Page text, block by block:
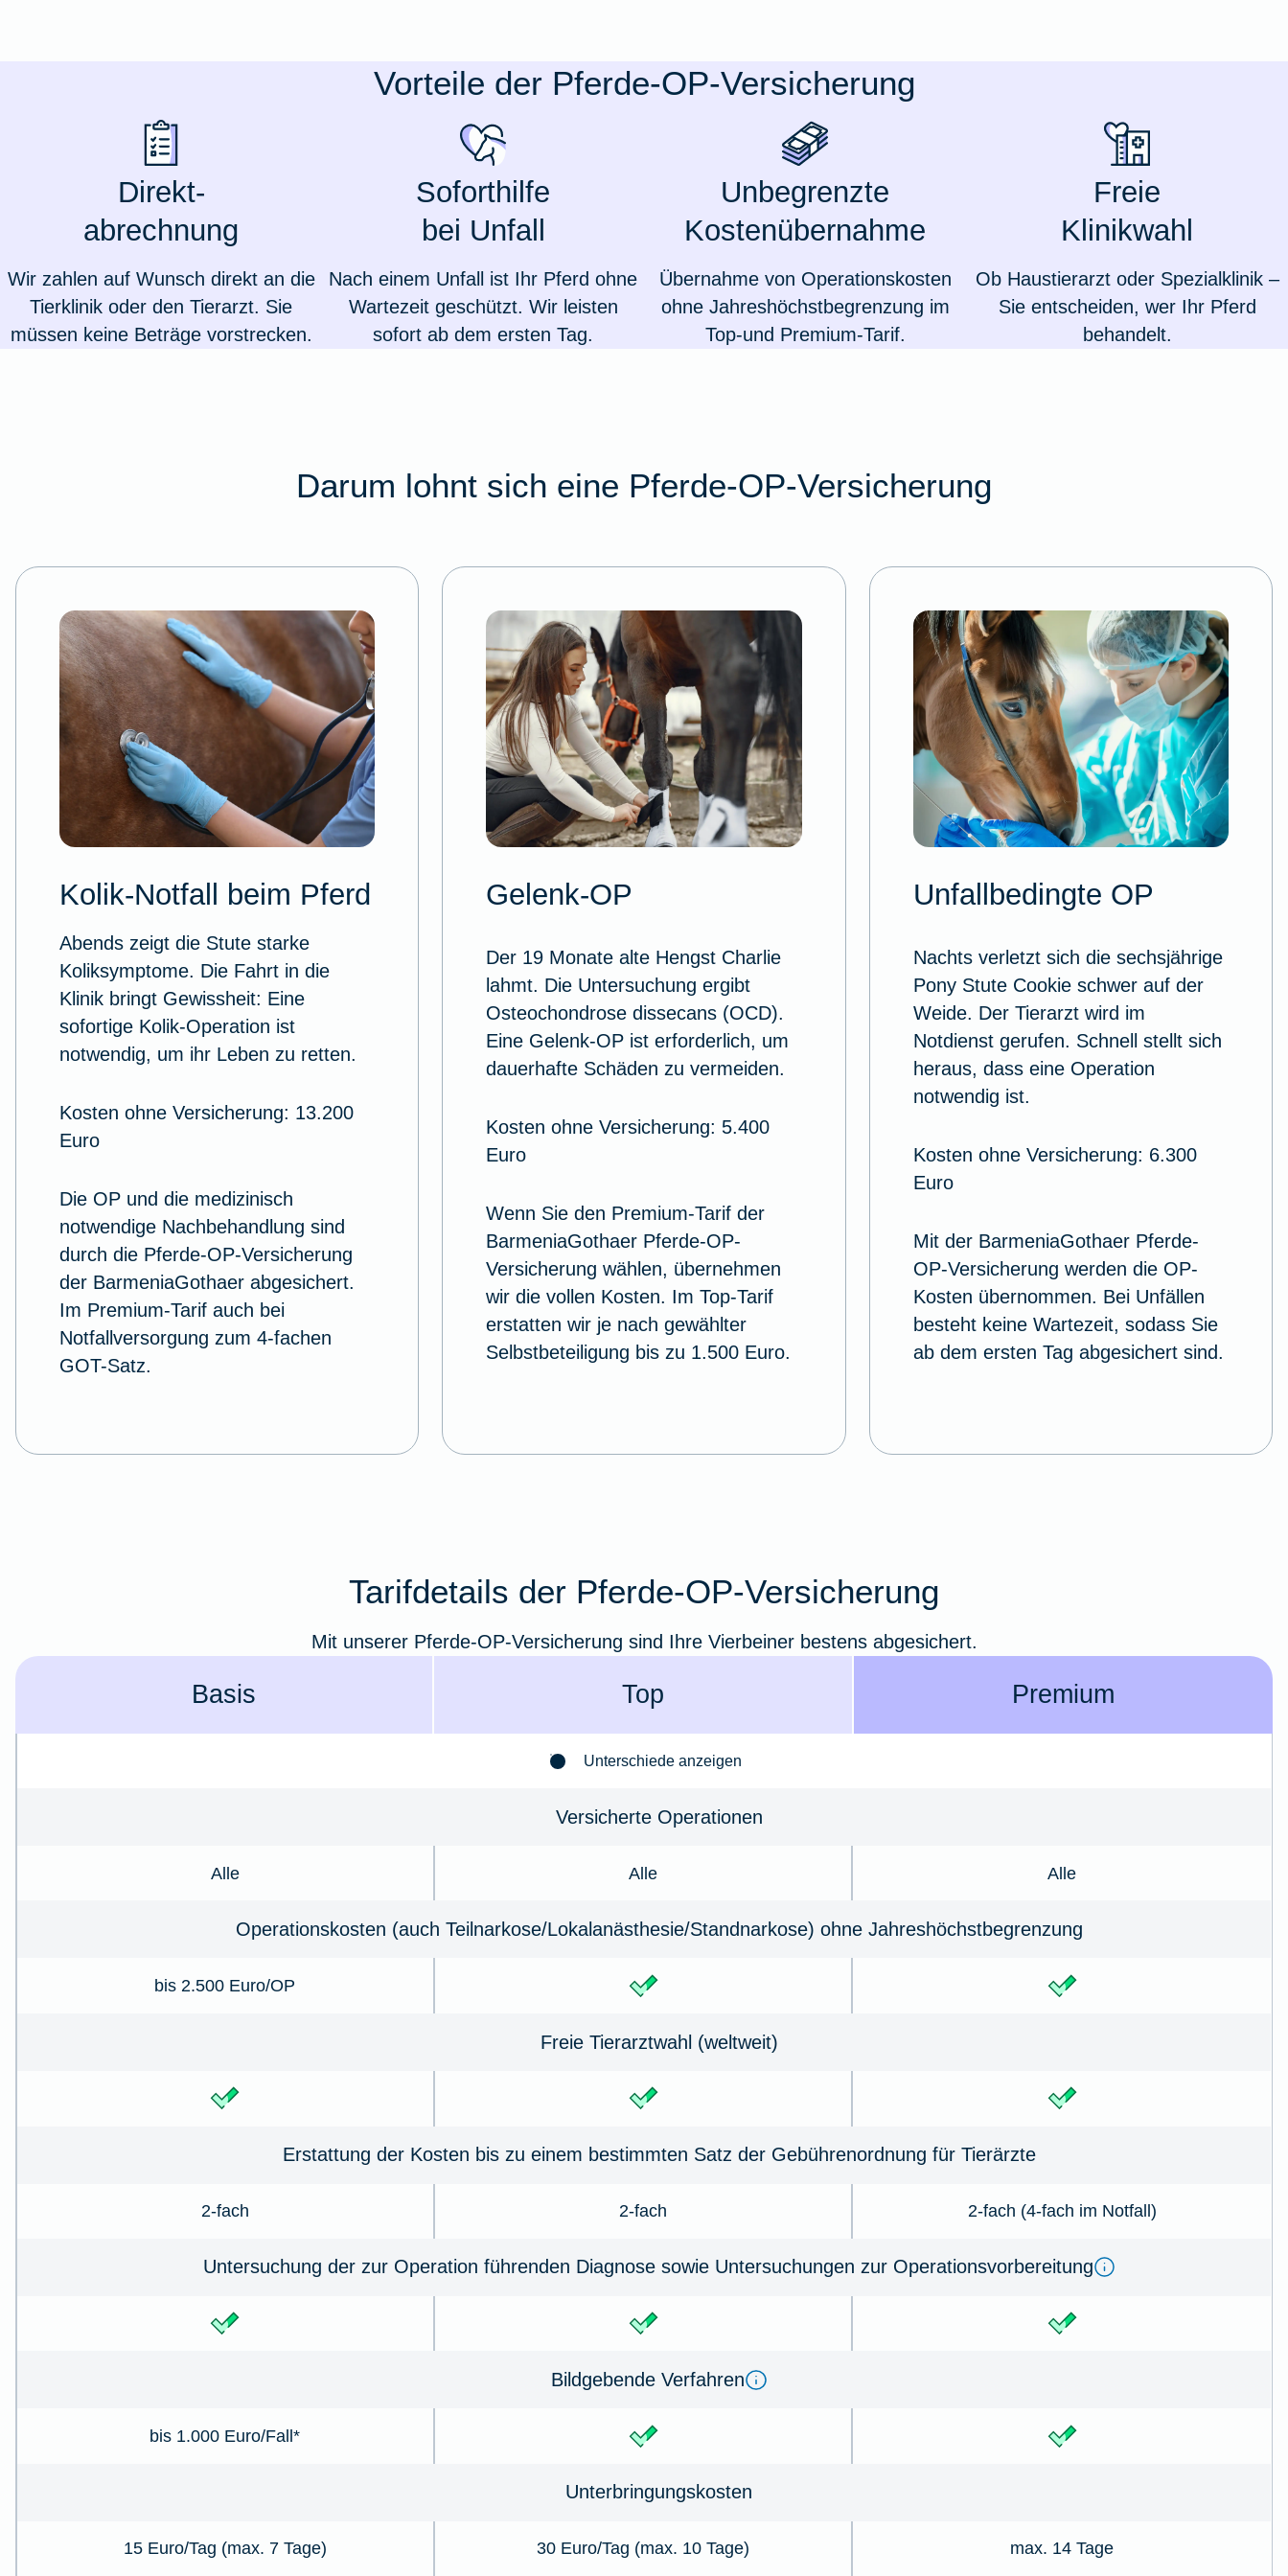
Oldtimersammlungsversicherung
Zur Produktübersicht
Weil du wichtig bist
Vorteile der Pferde-OP-Versicherung
Direkt-
abrechnung
Wir zahlen auf Wunsch direkt an die
Tierklinik oder den Tierarzt. Sie
müssen keine Beträge vorstrecken.
Soforthilfe
bei Unfall
Nach einem Unfall ist Ihr Pferd ohne
Wartezeit geschützt. Wir leisten
sofort ab dem ersten Tag.
Unbegrenzte
Kostenübernahme
Übernahme von Operationskosten
ohne Jahreshöchstbegrenzung im
Top-und Premium-Tarif.
Freie
Klinikwahl
Ob Haustierarzt oder Spezialklinik –
Sie entscheiden, wer Ihr Pferd
behandelt.
Darum lohnt sich eine Pferde-OP-Versicherung
Kolik-Notfall beim Pferd
Abends zeigt die Stute starke
Koliksymptome. Die Fahrt in die
Klinik bringt Gewissheit: Eine
sofortige Kolik-Operation ist
notwendig, um ihr Leben zu retten.
Kosten ohne Versicherung: 13.200
Euro
Die OP und die medizinisch
notwendige Nachbehandlung sind
durch die Pferde-OP-Versicherung
der BarmeniaGothaer abgesichert.
Im Premium-Tarif auch bei
Notfallversorgung zum 4-fachen
GOT-Satz.
Gelenk-OP
Der 19 Monate alte Hengst Charlie
lahmt. Die Untersuchung ergibt
Osteochondrose dissecans (OCD).
Eine Gelenk-OP ist erforderlich, um
dauerhafte Schäden zu vermeiden.
Kosten ohne Versicherung: 5.400
Euro
Wenn Sie den Premium-Tarif der
BarmeniaGothaer Pferde-OP-
Versicherung wählen, übernehmen
wir die vollen Kosten. Im Top-Tarif
erstatten wir je nach gewählter
Selbstbeteiligung bis zu 1.500 Euro.
Unfallbedingte OP
Nachts verletzt sich die sechsjährige
Pony Stute Cookie schwer auf der
Weide. Der Tierarzt wird im
Notdienst gerufen. Schnell stellt sich
heraus, dass eine Operation
notwendig ist.
Kosten ohne Versicherung: 6.300
Euro
Mit der BarmeniaGothaer Pferde-
OP-Versicherung werden die OP-
Kosten übernommen. Bei Unfällen
besteht keine Wartezeit, sodass Sie
ab dem ersten Tag abgesichert sind.
Tarifdetails der Pferde-OP-Versicherung
Mit unserer Pferde-OP-Versicherung sind Ihre Vierbeiner bestens abgesichert.
Basis Top Premium
Unterschiede anzeigen
Versicherte Operationen
Alle Alle Alle
Operationskosten (auch Teilnarkose/Lokal­anästhesie/Standnarkose) ohne Jahreshöchstbe­grenzung
bis 2.500 Euro/OP
Freie Tierarztwahl (weltweit)
Erstattung der Kosten bis zu einem bestimmten Satz der Gebührenordnung für Tierärzte
2-fach 2-fach 2-fach (4-fach im Notfall)
Untersuchung der zur Operation führenden Diagnose sowie Untersuchungen zur Operationsvorbereitung
Bildgebende Verfahren
bis 1.000 Euro/Fall*
Unterbringungskosten
15 Euro/Tag (max. 7 Tage) 30 Euro/Tag (max. 10 Tage) max. 14 Tage